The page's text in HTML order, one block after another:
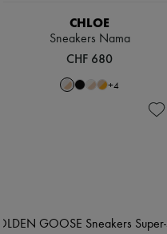
CHLOE
Sneakers Nama
CHF 680
+4